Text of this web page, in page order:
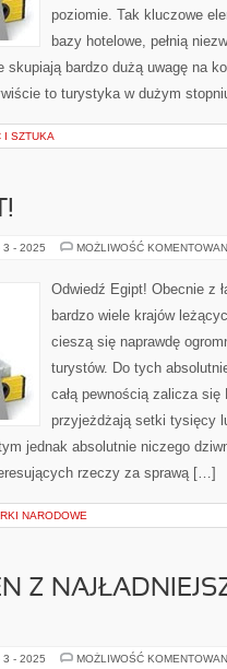
poziomie. Tak kluczowe
bazy hotelowe, pełnią
skupiają bardzo dużą uwagę na
to turystyka w dużym
I SZTUKA
3 - 2025 MOŻLIWOŚĆ
Odwiedź Egipt! Obecnie z
bardzo wiele krajów
cieszą się naprawdę
turystów. Do tych
całą pewnością zalicza
przyjeżdżają setki tysięcy
jednak absolutnie niczego
rzeczy za sprawą […]
NARODOWE
Z
3 - 2025 MOŻLIWOŚĆ